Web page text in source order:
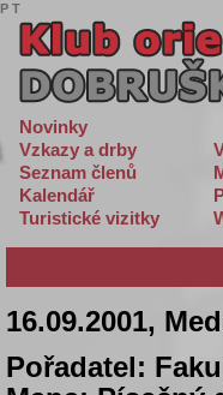
Novinky
Vzkazy a drby
Seznam členů
Kalendář
Turistické vizitky
P T